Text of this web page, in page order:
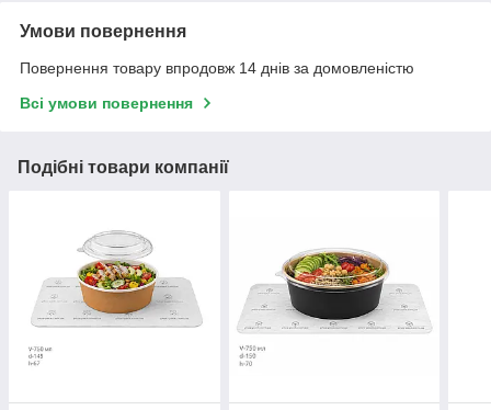
Умови повернення
Повернення товару впродовж 14 днів за домовленістю
Всі умови повернення
Подібні товари компанії